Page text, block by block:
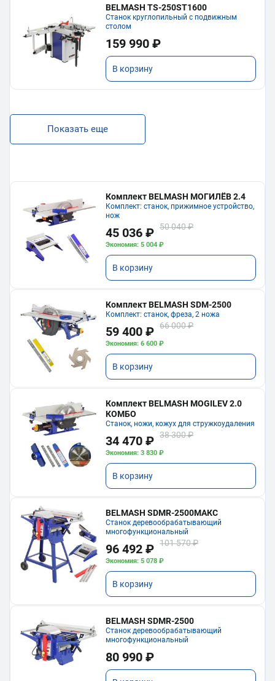
BELMASH TS-250ST1600
Станок круглопильный с подвижным
столом
159 990 ₽
В корзину
Показать еще
Комплект BELMASH МОГИЛЁВ 2.4
Комплект: станок, прижимное устройство,
нож
45 036 ₽ 50 040 ₽
Экономия: 5 004 ₽
В корзину
Комплект BELMASH SDM-2500
Комплект: станок, фреза, 2 ножа
59 400 ₽ 66 000 ₽
Экономия: 6 600 ₽
В корзину
Комплект BELMASH MOGILEV 2.0
КОМБО
Станок, ножи, кожух для стружкоудаления
34 470 ₽ 38 300 ₽
Экономия: 3 830 ₽
В корзину
BELMASH SDMR-2500МАКС
Станок деревообрабатывающий
многофункциональный
96 492 ₽ 101 570 ₽
Экономия: 5 078 ₽
В корзину
BELMASH SDMR-2500
Станок деревообрабатывающий
многофункциональный
80 990 ₽